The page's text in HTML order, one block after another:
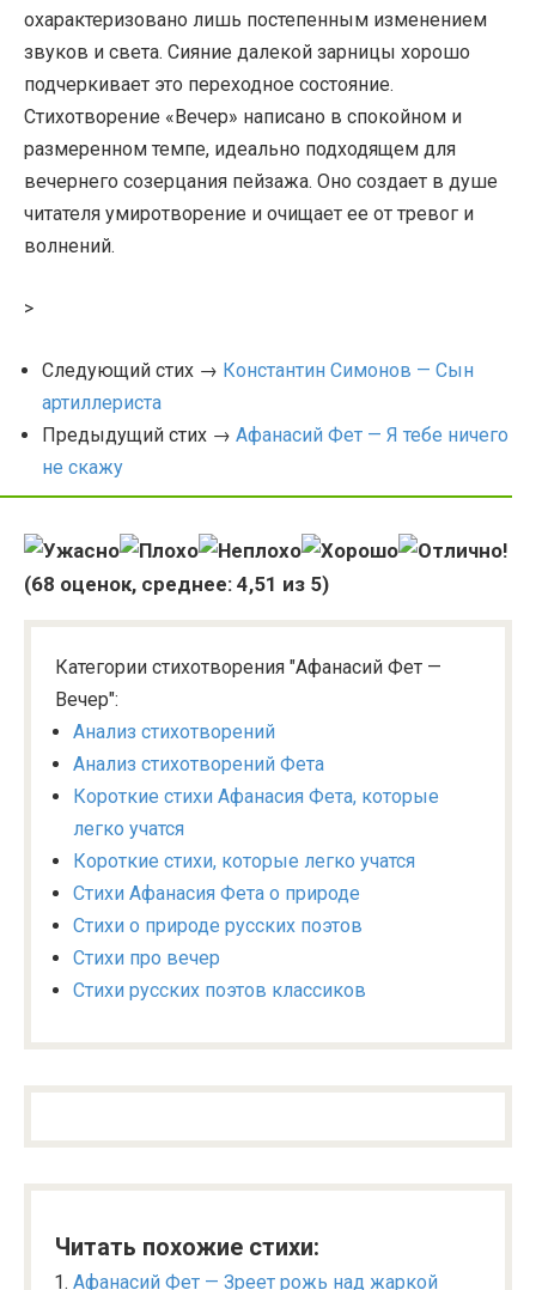
охарактеризовано лишь постепенным изменением
звуков и света. Сияние далекой зарницы хорошо
подчеркивает это переходное состояние.
Стихотворение «Вечер» написано в спокойном и
размеренном темпе, идеально подходящем для
вечернего созерцания пейзажа. Оно создает в душе
читателя умиротворение и очищает ее от тревог и
волнений.
>
Следующий стих → Константин Симонов — Сын
артиллериста
Предыдущий стих → Афанасий Фет — Я тебе ничего
не скажу
(68 оценок, среднее: 4,51 из 5)
Категории стихотворения "Афанасий Фет —
Вечер":
Анализ стихотворений
Анализ стихотворений Фета
Короткие стихи Афанасия Фета, которые
легко учатся
Короткие стихи, которые легко учатся
Стихи Афанасия Фета о природе
Стихи о природе русских поэтов
Стихи про вечер
Стихи русских поэтов классиков
Читать похожие стихи:
Афанасий Фет — Зреет рожь над жаркой